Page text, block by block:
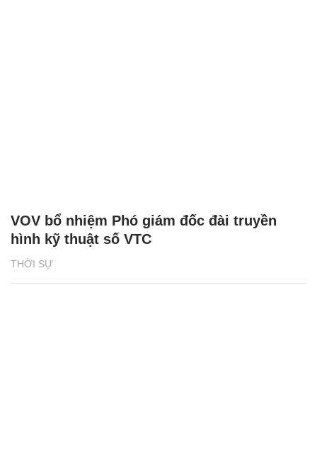
THỜI SỰ
VOV bổ nhiệm Phó giám đốc đài truyền
hình kỹ thuật số VTC